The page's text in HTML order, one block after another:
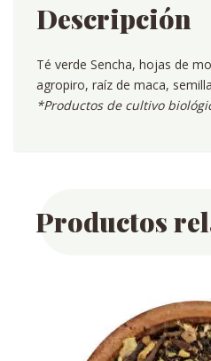
Descripción
Té verde Sencha, hojas de
agropiro, raíz de maca,
*Productos de cultivo
Productos